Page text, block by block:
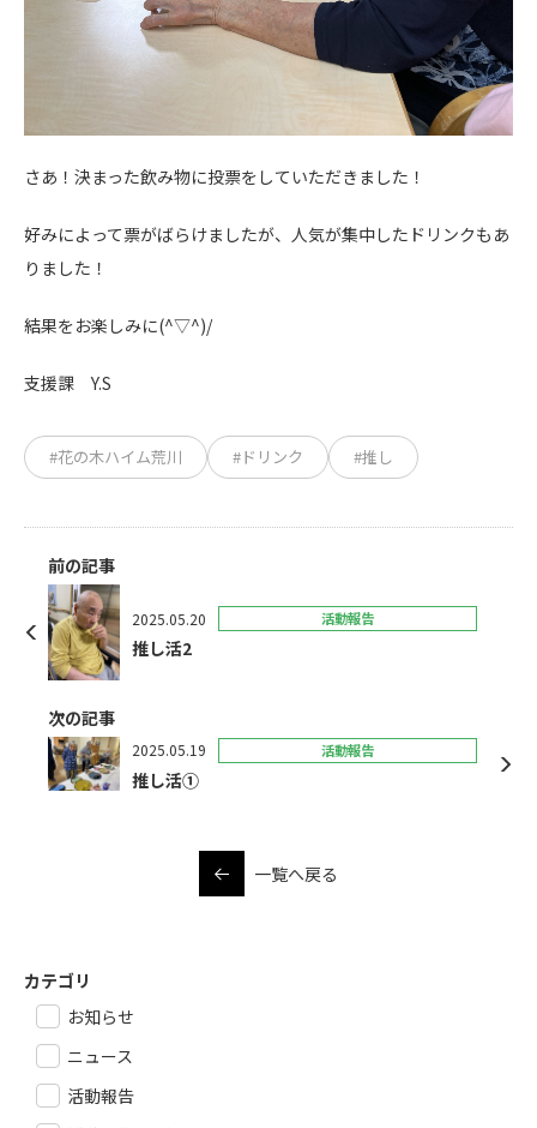
さあ！決まった飲み物に投票をしていただきました！
好みによって票がばらけましたが、人気が集中したドリンクもあ
りました！
結果をお楽しみに(^▽^)/
支援課 Y.S
#花の木ハイム荒川 #ドリンク #推し
前の記事
2025.05.20 活動報告
推し活2
次の記事
2025.05.19 活動報告
推し活①
一覧へ戻る
カテゴリ
お知らせ
ニュース
活動報告